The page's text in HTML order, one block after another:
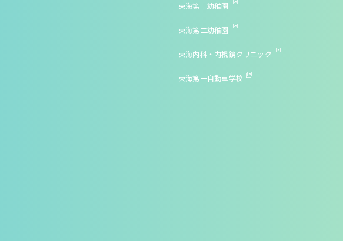
東海第一幼稚園
東海第二幼稚園
東海内科・内視鏡クリニック
東海第一自動車学校